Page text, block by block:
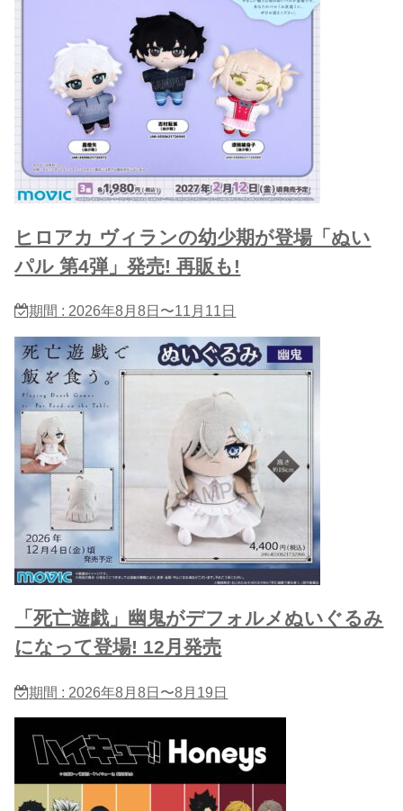
ヒロアカ ヴィランの幼少期が登場「ぬい
パル 第4弾」発売! 再販も!
期間 : 2026年8月8日〜11月11日
「死亡遊戯」幽鬼がデフォルメぬいぐるみ
になって登場! 12月発売
期間 : 2026年8月8日〜8月19日